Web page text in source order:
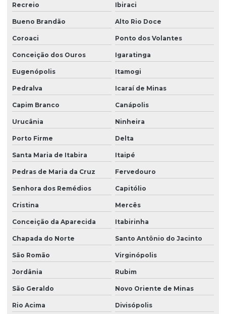
Recreio Ibiraci
Bueno Brandão Alto Rio Doce
Coroaci Ponto dos Volantes
Conceição dos Ouros Igaratinga
Eugenópolis Itamogi
Pedralva Icaraí de Minas
Capim Branco Canápolis
Urucânia Ninheira
Porto Firme Delta
Santa Maria de Itabira Itaipé
Pedras de Maria da Cruz Fervedouro
Senhora dos Remédios Capitólio
Cristina Mercês
Conceição da Aparecida Itabirinha
Chapada do Norte Santo Antônio do Jacinto
São Romão Virginópolis
Jordânia Rubim
São Geraldo Novo Oriente de Minas
Rio Acima Divisópolis